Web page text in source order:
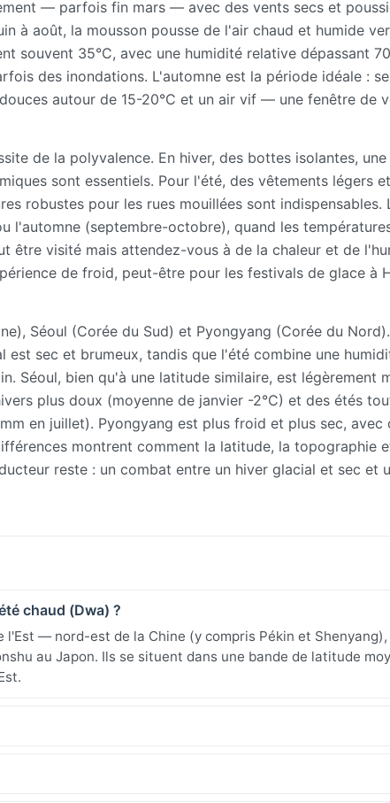
— parfois fin mars — avec des vents secs et
à août, la mousson pousse de l'air chaud et humide
souvent 35°C, avec une humidité relative dépassant
des inondations. L'automne est la période idéale :
autour de 15-20°C et un air vif — une fenêtre de
de la polyvalence. En hiver, des bottes isolantes,
sont essentiels. Pour l'été, des vêtements légers
robustes pour les rues mouillées sont indispensables.
l'automne (septembre-octobre), quand les
être visité mais attendez-vous à de la chaleur et de
de froid, peut-être pour les festivals de glace à
Séoul (Corée du Sud) et Pyongyang (Corée du
sec et brumeux, tandis que l'été combine une
Séoul, bien qu'à une latitude similaire, est légèrement
plus doux (moyenne de janvier -2°C) et des étés
en juillet). Pyongyang est plus froid et plus sec, avec
montrent comment la latitude, la topographie
reste : un combat entre un hiver glacial et sec et
chaud (Dwa) ?
— nord-est de la Chine (y compris Pékin et
au Japon. Ils se situent dans une bande de latitude